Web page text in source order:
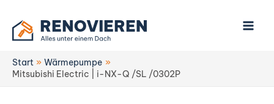
Inhalt
springen
Start
Wärmepumpe
Mitsubishi Electric | i-NX-Q /SL /0302P